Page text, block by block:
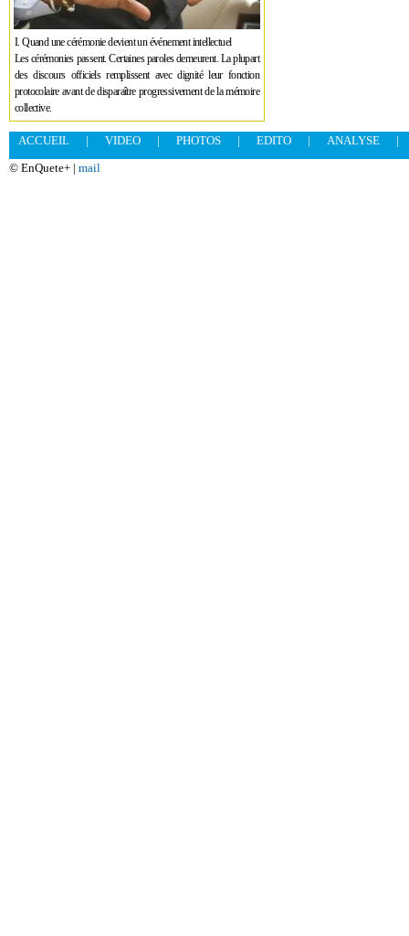
I. Quand une cérémonie devient un événement intellectuel
Les cérémonies passent. Certaines paroles demeurent. La plupart
des discours officiels remplissent avec dignité leur fonction
protocolaire avant de disparaître progressivement de la mémoire
collective.
ACCUEIL | VIDEO | PHOTOS | EDITO | ANALYSE
|
© EnQuete+ | mail